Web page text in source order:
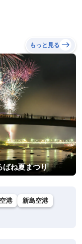
もっと見る
ばね夏まつり
港
新島空港